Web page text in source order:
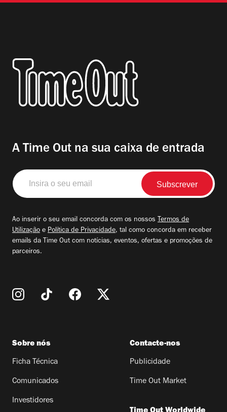
A Time Out na sua caixa de entrada
Insira
o
seu
Ao inserir o seu email concorda com os nossos Termos de
Utilização e Política de Privacidade, tal como concorda em receber
emails da Time Out com notícias, eventos, ofertas e promoções de
parceiros.
Sobre nós
Ficha Técnica
Comunicados
Investidores
Contacte-nos
Publicidade
Time Out Market